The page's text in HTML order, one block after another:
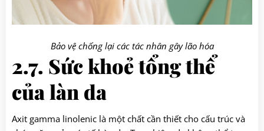
Bảo vệ chống lại các tác nhân gây lão hóa
2.7. Sức khoẻ tổng thể
của làn da
Axit gamma linolenic là một chất cần thiết cho cấu trúc và